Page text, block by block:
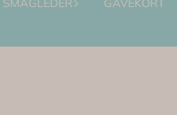
SMÅGLEDER GAVEKORT